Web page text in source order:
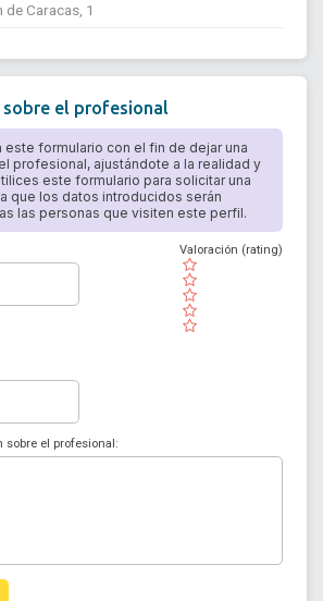
de Caracas, 1
sobre el profesional
este formulario con el fin de dejar una
profesional, ajustándote a la realidad y
este formulario para solicitar una
que los datos introducidos serán
las personas que visiten este perfil.
( )
( )
( )
( )
( )
Valoración (rating)
sobre el profesional: